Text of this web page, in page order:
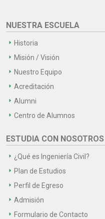
NUESTRA ESCUELA
Historia
Misión / Visión
Nuestro Equipo
Acreditación
Alumni
Centro de Alumnos
ESTUDIA CON NOSOTROS
¿Qué es Ingeniería Civil?
Plan de Estudios
Perfil de Egreso
Admisión
Formulario de Contacto